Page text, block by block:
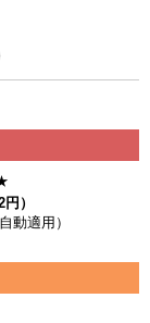
）
動適用）